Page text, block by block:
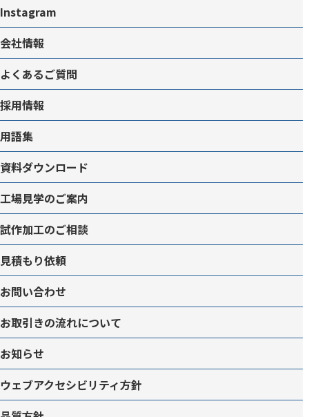
Instagram
会社情報
よくあるご質問
採用情報
用語集
資料ダウンロード
工場見学のご案内
試作加工のご相談
見積もり依頼
お問い合わせ
お取引きの流れについて
お知らせ
ウェブアクセシビリティ方針